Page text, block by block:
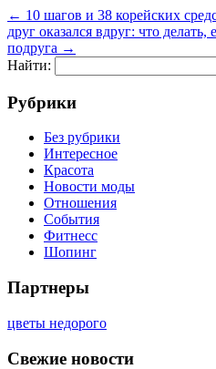
← 10 шагов и 38 корейских
друг оказался вдруг: что делать,
подруга →
Найти:
Рубрики
Без рубрики
Интересное
Красота
Новости моды
Отношения
События
Фитнесс
Шопинг
Партнеры
цветы недорого
Свежие новости